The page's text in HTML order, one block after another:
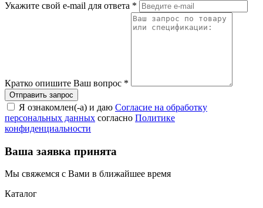
Укажите свой e-mail для ответа *
Кратко опишите Ваш вопрос *
Я ознакомлен(-а) и даю Согласие на обработку
персональных данных согласно Политике
конфиденциальности
Ваша заявка принята
Мы свяжемся с Вами в ближайшее время
Каталог